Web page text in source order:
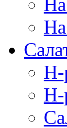
Н-
Н-